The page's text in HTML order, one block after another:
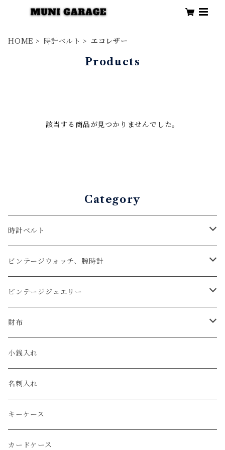
HOME 時計ベルト エコレザー
Products
該当する商品が見つかりませんでした。
Category
時計ベルト
アップルウォッチベルト
コードバン
クロコダイル
エコレザー
エレファント
アリゲーター
リザード
ビンテージウォッチ、腕時計
オメガ / OMEGA
ユリスナルダン / ULYSSE NARDIN
セイコー / SEIKO
ルミノックス / LUMINOX
エルメス / HERMES
ビンテージジュエリー
カルティエ / Cartier
財布
コンパクト
長財布
小銭入れ
名刺入れ
キーケース
カードケース